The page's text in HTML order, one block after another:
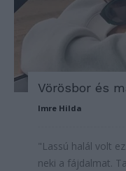
Vörösbor és
Imre Hilda
"Lassú halál volt
neki a fájdalmat.